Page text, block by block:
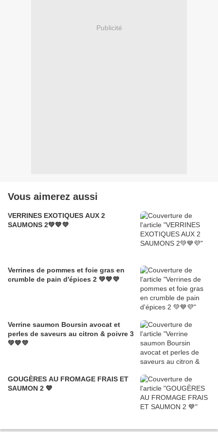
Publicité
Vous aimerez aussi
VERRINES EXOTIQUES AUX 2
SAUMONS 2💚💙💜
Verrines de pommes et foie gras en
crumble de pain d'épices 2 💚💙💜
Verrine saumon Boursin avocat et
perles de saveurs au citron & poivre 3
💚💙💜
GOUGÈRES AU FROMAGE FRAIS ET
SAUMON 2 💙